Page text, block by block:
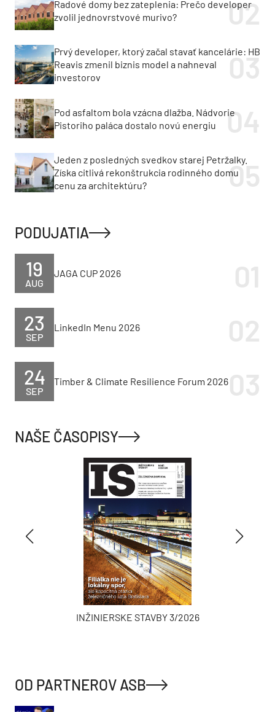
Radové domy bez zateplenia: Prečo developer
zvolil jednovrstvové murivo?
Prvý developer, ktorý začal stavať kancelárie: HB
Reavis zmenil biznis model a nahneval
investorov
Pod asfaltom bola vzácna dlažba. Nádvorie
Pistoriho paláca dostalo novú energiu
Jeden z posledných svedkov starej Petržalky.
Získa citlivá rekonštrukcia rodinného domu
cenu za architektúru?
PODUJATIA
AUG
19 JAGA CUP 2026
SEP
23 LinkedIn Menu 2026
SEP
24 Timber & Climate Resilience Forum 2026
NAŠE ČASOPISY
INŽINIERSKE STAVBY 3/2026
OD PARTNEROV ASB